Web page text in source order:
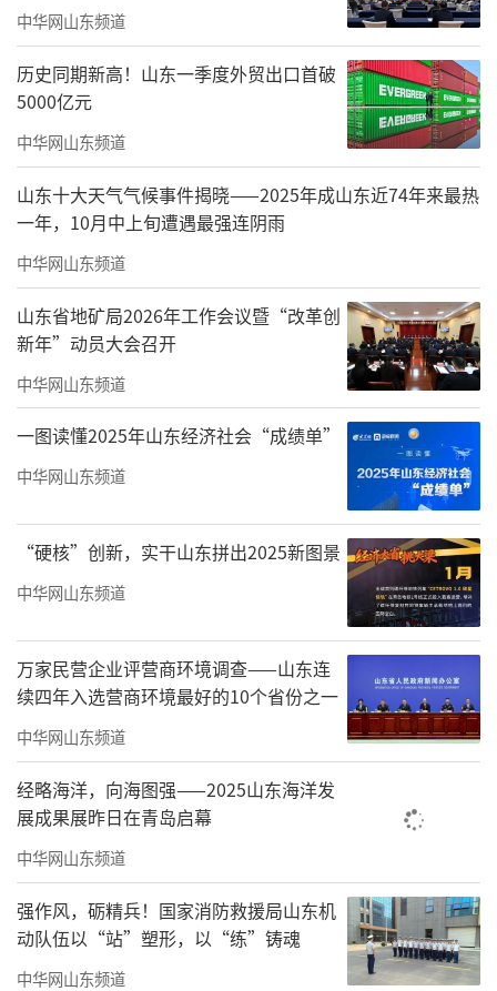
息地”“不舍得推荐给别人的咖啡馆”“探寻
慢生活的宝藏地”——这些，是来自大众点评或
者小红书、抖音等平台客人对上海一家出现不
久的复合文化空间的真实评价。
可染丹青长时间霸榜松江全区第一名
开业一个月成为松江镇好评榜、热门榜、
口味榜、打卡人气榜、美食好评榜五个榜单第
一名，两个月成为松江区好评榜、口味榜第一
名，三个月成为全上海咖啡馆好评榜前三强。
似乎在不经意间，这家名为“可染丹青艺
术家汇客厅”的空间成了上海热衷微度假、慢
生活群体的新地标。
“可染丹青”位于上海松江区秀南街110
号，仓城历史文化风貌区核心区内，紧邻明代
纯石构古桥大仓桥。
中华网山东频道
历史同期新高！山东一季度外贸出口首破
5000亿元
中华网山东频道
山东十大天气气候事件揭晓——2025年成山东近74年来最热
一年，10月中上旬遭遇最强连阴雨
中华网山东频道
山东省地矿局2026年工作会议暨“改革创
新年”动员大会召开
中华网山东频道
一图读懂2025年山东经济社会“成绩单”
中华网山东频道
“硬核”创新，实干山东拼出2025新图景
中华网山东频道
万家民营企业评营商环境调查——山东连
续四年入选营商环境最好的10个省份之一
中华网山东频道
经略海洋，向海图强——2025山东海洋发
展成果展昨日在青岛启幕
中华网山东频道
强作风，砺精兵！国家消防救援局山东机
动队伍以“站”塑形，以“练”铸魂
中华网山东频道